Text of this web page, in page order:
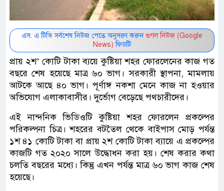
এস. এ টিভি সর্বশেষ নিউজ পেতে অনুসরণ করুন গুগল নিউজ (Google
News) ফিডটি
প্রায় ২শ’ কোটি টাকা ব্যয়ে কুষ্টিয়া শহর ফোরলেনের কাজ গত
বছরে শেষ হয়েছে মাত্র ৬০ ভাগ। সরকারী স্থাপনা, মামলায়
আটকে আছে ৪০ ভাগ। পূর্ণাঙ্গ নকশা মেনে কাজ না হওয়ার
অভিযোগ এলাকাবাসীর। দুর্ভোগ বেড়েছে পথচারীদের।
এই নান্দনিক ভিডিওটি কুষ্টিয়া শহর ফোরলেন প্রকল্পের
পরিকল্পনা চিত্র। শহরের বটতৈল থেকে বাইপাস মোড় পর্যন্ত
১শ ৪১ কোটি টাকা বা প্রায় ২শ কোটি টাকা ব্যায়ে এ প্রকল্পের
কাজটি গত ২০২০ সালে উদ্ধোধন করা হয়। শেষ করার কথা
চলতি বছরের মধ্যে। কিন্তু এখন পর্যন্ত মাত্র ৬০ ভাগ কাজ শেষ
হয়েছে।